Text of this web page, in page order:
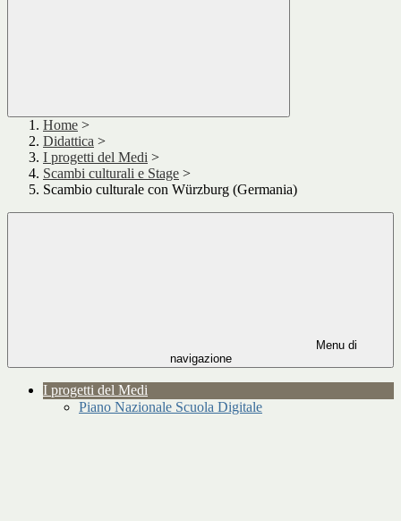
Home >
Didattica >
I progetti del Medi >
Scambi culturali e Stage >
Scambio culturale con Würzburg (Germania)
Menu di
navigazione
I progetti del Medi
Piano Nazionale Scuola Digitale